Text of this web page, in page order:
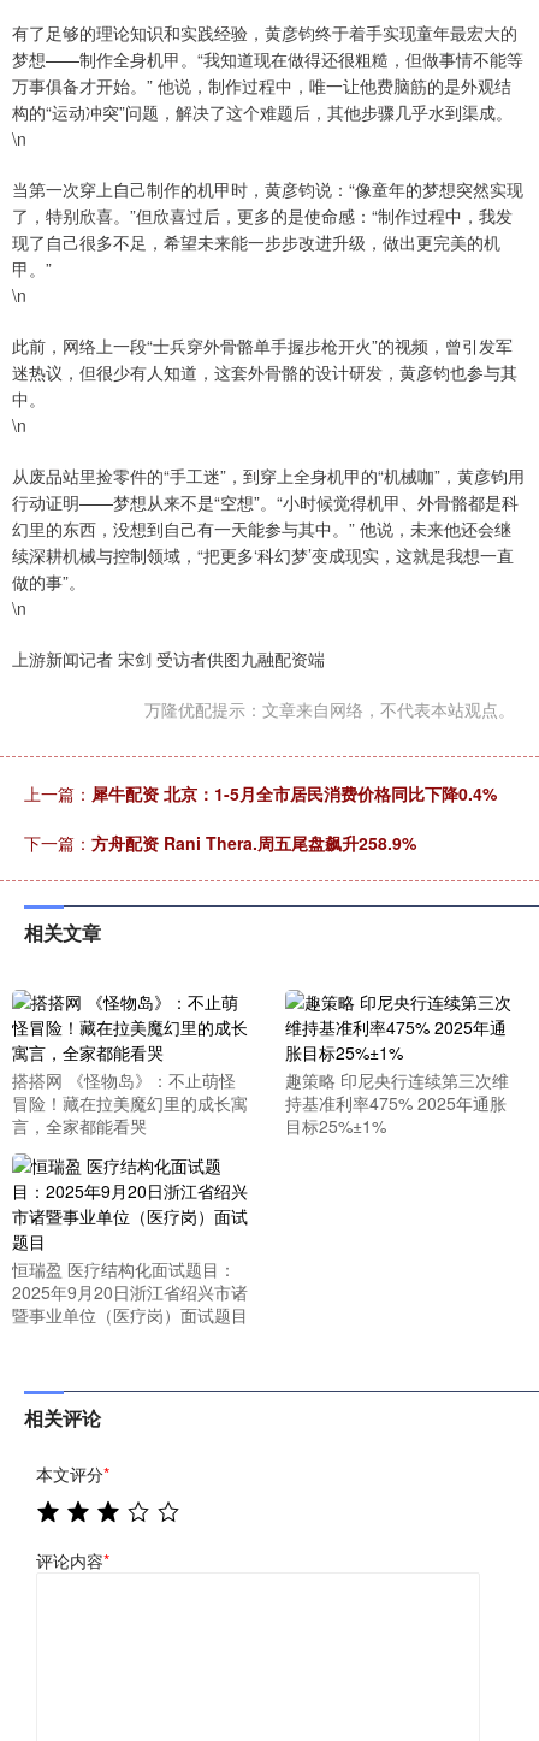
有了足够的理论知识和实践经验，黄彦钧终于着手实现童年最宏大的
梦想——制作全身机甲。“我知道现在做得还很粗糙，但做事情不能等
万事俱备才开始。” 他说，制作过程中，唯一让他费脑筋的是外观结
构的“运动冲突”问题，解决了这个难题后，其他步骤几乎水到渠成。
\n
当第一次穿上自己制作的机甲时，黄彦钧说：“像童年的梦想突然实现
了，特别欣喜。”但欣喜过后，更多的是使命感：“制作过程中，我发
现了自己很多不足，希望未来能一步步改进升级，做出更完美的机
甲。”
\n
此前，网络上一段“士兵穿外骨骼单手握步枪开火”的视频，曾引发军
迷热议，但很少有人知道，这套外骨骼的设计研发，黄彦钧也参与其
中。
\n
从废品站里捡零件的“手工迷”，到穿上全身机甲的“机械咖”，黄彦钧用
行动证明——梦想从来不是“空想”。“小时候觉得机甲、外骨骼都是科
幻里的东西，没想到自己有一天能参与其中。” 他说，未来他还会继
续深耕机械与控制领域，“把更多‘科幻梦’变成现实，这就是我想一直
做的事”。
\n
上游新闻记者 宋剑 受访者供图九融配资端
万隆优配提示：文章来自网络，不代表本站观点。
上一篇： 犀牛配资 北京：1-5月全市居民消费价格同比下降0.4%
下一篇： 方舟配资 Rani Thera.周五尾盘飙升258.9%
相关文章
搭搭网 《怪物岛》：不止萌怪
冒险！藏在拉美魔幻里的成长寓
言，全家都能看哭
趣策略 印尼央行连续第三次维
持基准利率475% 2025年通胀
目标25%±1%
恒瑞盈 医疗结构化面试题目：
2025年9月20日浙江省绍兴市诸
暨事业单位（医疗岗）面试题目
相关评论
本文评分*
评论内容*